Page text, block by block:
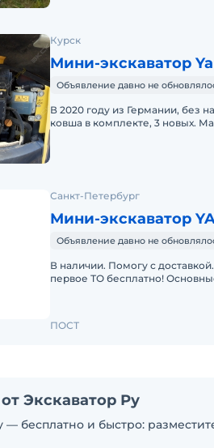
Курск
Мини-экскаватор
Объявление давно не
В 2020 году из Германии, без
ковша в комплекте, 3 новых.
Санкт-Петербург
Мини-экскаватор
Объявление давно не
В наличии. Помогу с
первое ТО бесплатно!
ПОСТ
Экскаватор Ру
бесплатно и быстро: